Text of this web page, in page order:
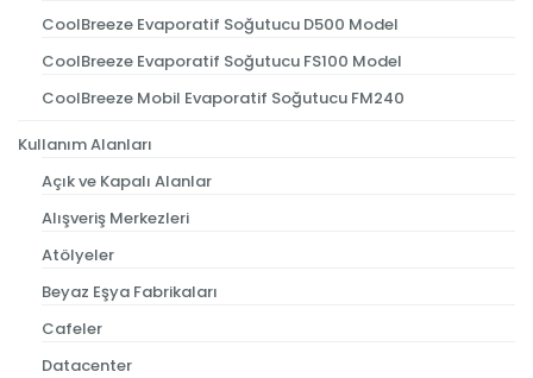
CoolBreeze Evaporatif Soğutucu D500 Model
CoolBreeze Evaporatif Soğutucu FS100 Model
CoolBreeze Mobil Evaporatif Soğutucu FM240
Kullanım Alanları
Açık ve Kapalı Alanlar
Alışveriş Merkezleri
Atölyeler
Beyaz Eşya Fabrikaları
Cafeler
Datacenter